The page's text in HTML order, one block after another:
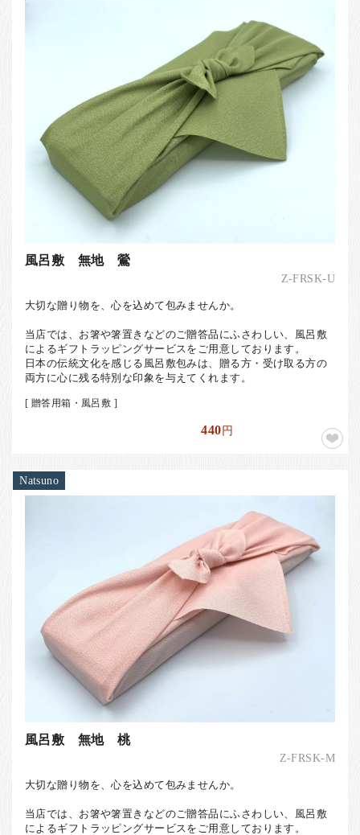
風呂敷 無地 鶯
Z-FRSK-U
大切な贈り物を、心を込めて包みませんか。
当店では、お箸や箸置きなどのご贈答品にふさわしい、風呂敷
によるギフトラッピングサービスをご用意しております。
日本の伝統文化を感じる風呂敷包みは、贈る方・受け取る方の
両方に心に残る特別な印象を与えてくれます。
[ 贈答用箱・風呂敷 ]
440円
Natsuno
風呂敷 無地 桃
Z-FRSK-M
大切な贈り物を、心を込めて包みませんか。
当店では、お箸や箸置きなどのご贈答品にふさわしい、風呂敷
によるギフトラッピングサービスをご用意しております。